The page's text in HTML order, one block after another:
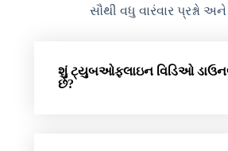
સૌથી વધુ વારંવાર પ્રશ્નો
શું ટ્યુબઓફલાઇન વિડિઓ
છે?